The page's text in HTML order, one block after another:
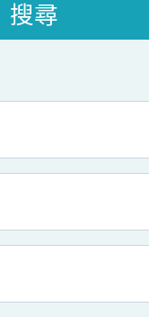
搜尋